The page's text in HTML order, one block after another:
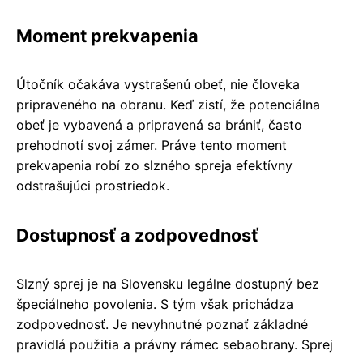
Moment prekvapenia
Útočník očakáva vystrašenú obeť, nie človeka
pripraveného na obranu. Keď zistí, že potenciálna
obeť je vybavená a pripravená sa brániť, často
prehodnotí svoj zámer. Práve tento moment
prekvapenia robí zo slzného spreja efektívny
odstrašujúci prostriedok.
Dostupnosť a zodpovednosť
Slzný sprej je na Slovensku legálne dostupný bez
špeciálneho povolenia. S tým však prichádza
zodpovednosť. Je nevyhnutné poznať základné
pravidlá použitia a právny rámec sebaobrany. Sprej